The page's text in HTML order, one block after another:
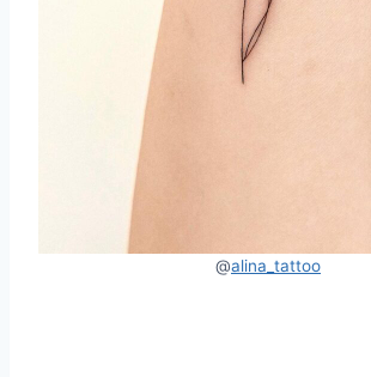
@alina_tattoo